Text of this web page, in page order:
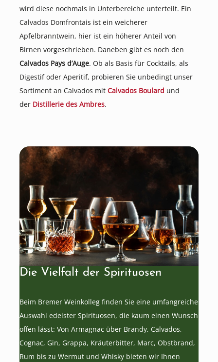
wird diese nochmals in Unterbereiche unterteilt. Ein
Calvados Domfrontais ist ein weicherer
Apfelbranntwein, hier ist ein höherer Anteil von
Birnen vorgeschrieben. Daneben gibt es noch den
Calvados Pays d’Auge. Ob als Basis für Cocktails, als
Digestif oder Aperitif, probieren Sie unbedingt unser
Sortiment an Calvados mit Calvados Boulard und
der Distillerie des Ambres.
Die Vielfalt der Spirituosen
Beim Bremer Weinkolleg finden Sie eine umfangreiche
Auswahl edelster Spirituosen, die kaum einen Wunsch
offen lässt: Von Armagnac über Brandy, Calvados,
Cognac, Gin, Grappa, Kräuterbitter, Marc, Obstbrand,
Rum bis zu Wermut und Whisky bieten wir Ihnen